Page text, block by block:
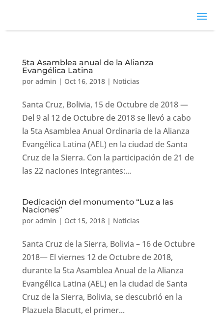
5ta Asamblea anual de la Alianza
Evangélica Latina
por admin | Oct 16, 2018| Noticias
Santa Cruz, Bolivia, 15 de Octubre de 2018 —
Del 9 al 12 de Octubre de 2018 se llevó a cabo
la 5ta Asamblea Anual Ordinaria de la Alianza
Evangélica Latina (AEL) en la ciudad de Santa
Cruz de la Sierra. Con la participación de 21 de
las 22 naciones integrantes:...
Dedicación del monumento “Luz a las
Naciones”
por admin | Oct 15, 2018| Noticias
Santa Cruz de la Sierra, Bolivia – 16 de Octubre
2018— El viernes 12 de Octubre de 2018,
durante la 5ta Asamblea Anual de la Alianza
Evangélica Latina (AEL) en la ciudad de Santa
Cruz de la Sierra, Bolivia, se descubrió en la
Plazuela Blacutt, el primer...